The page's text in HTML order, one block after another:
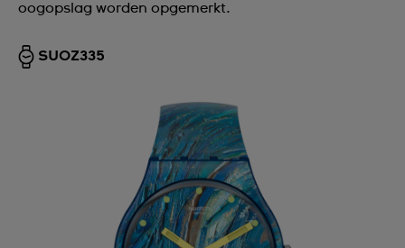
oogopslag worden opgemerkt.
SUOZ335